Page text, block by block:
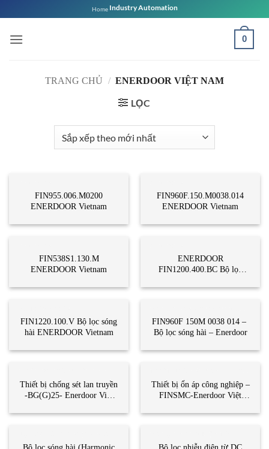
qua
nội
Home Industry Automation
0
TRANG CHỦ / ENERDOOR VIỆT NAM
LỌC
FIN955.006.M0200
ENERDOOR Vietnam
FIN960F.150.M0038.014
ENERDOOR Vietnam
FIN538S1.130.M
ENERDOOR Vietnam
ENERDOOR
FIN1200.400.BC Bộ lọc
FIN1220.100.V Bộ lọc sóng
hài ENERDOOR Vietnam
FIN960F 150M 0038 014 –
Bộ lọc sóng hài – Enerdoor
Thiết bị chống sét lan truyền
-BG(G)25- Enerdoor Việt
Nam
Thiết bị ổn áp công nghiệp –
FINSMC-Enerdoor Việt